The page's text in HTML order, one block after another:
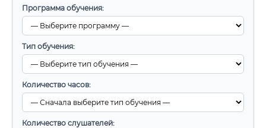
Программа обучения:
Тип обучения:
Количество часов:
Количество слушателей: